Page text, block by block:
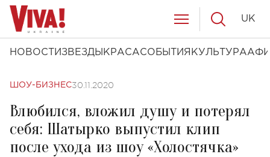
НОВОСТИ ЗВЕЗДЫ КРАСАСОБЫТИЯ КУЛЬТУРА
UK
ШОУ-БИЗНЕС30.11.2020
Влюбился, вложил душу и потерял
себя: Шатырко выпустил клип
после ухода из шоу «Холостячка»